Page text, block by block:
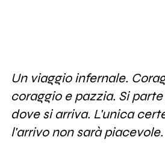
Un viaggio infernale.
coraggio e pazzia. Si
dove si arriva. L'unica
l'arrivo non sarà piacevole.